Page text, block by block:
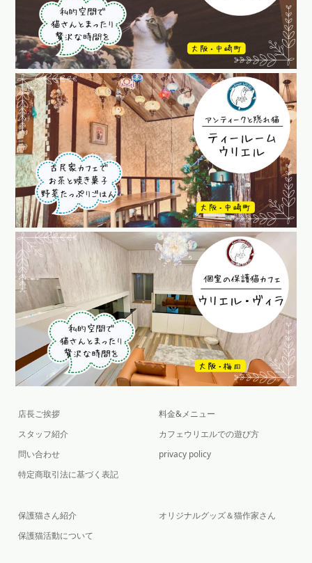
店長ご挨拶
スタッフ紹介
問い合わせ
特定商取引法に基づく表記
料金&メニュー
カフェウリエルでの遊び方
privacy policy
保護猫さん紹介
保護猫活動について
オリジナルグッズ＆猫作家さん